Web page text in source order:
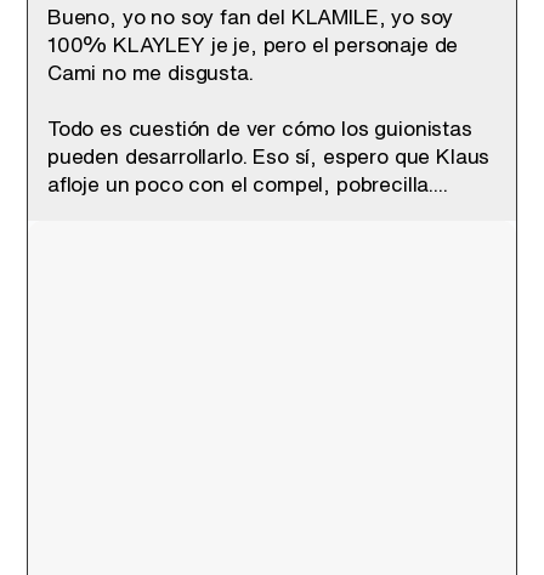
Bueno, yo no soy fan del KLAMILE, yo soy
100% KLAYLEY je je, pero el personaje de
Cami no me disgusta.
Todo es cuestión de ver cómo los guionistas
pueden desarrollarlo. Eso sí, espero que Klaus
afloje un poco con el compel, pobrecilla....